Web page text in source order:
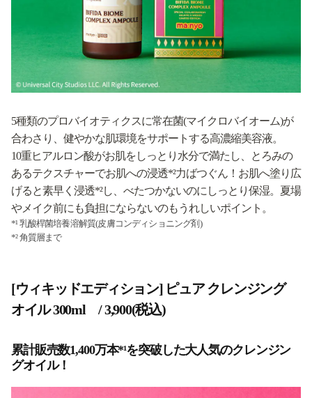
5種類のプロバイオティクスに常在菌(マイクロバイオーム)が
合わさり、健やかな肌環境をサポートする高濃縮美容液。
10重ヒアルロン酸がお肌をしっとり水分で満たし、とろみの
あるテクスチャーでお肌への浸透*²力ばつぐん！お肌へ塗り広
げると素早く浸透*²し、べたつかないのにしっとり保湿。夏場
やメイク前にも負担にならないのもうれしいポイント。
*¹ 乳酸桿菌培養溶解質(皮膚コンディショニング剤)
*² 角質層まで
[ウィキッドエディション] ピュア クレンジング
オイル 300ml / 3,900(税込)
累計販売数1,400万本*¹を突破した大人気のクレンジン
グオイル！